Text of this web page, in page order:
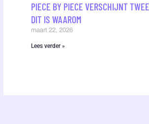
PIECE BY PIECE VERSCHIJNT
DIT IS WAAROM
maart 22, 2026
Lees verder »